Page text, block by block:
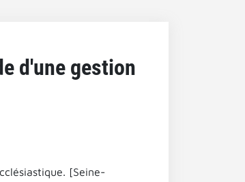
d'une gestion
[Seine-